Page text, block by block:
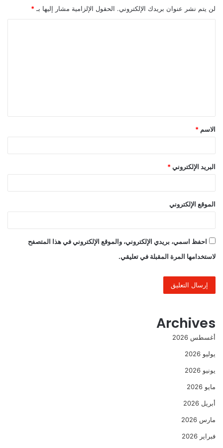
لن يتم نشر عنوان بريدك الإلكتروني. الحقول الإلزامية مشار إليها بـ *
ق
*
الاسم *
البريد الإلكتروني *
الموقع الإلكتروني
احفظ اسمي، بريدي الإلكتروني، والموقع الإلكتروني في هذا المتصفح
لاستخدامها المرة المقبلة في تعليقي.
Archives
أغسطس 2026
يوليو 2026
يونيو 2026
مايو 2026
أبريل 2026
مارس 2026
فبراير 2026